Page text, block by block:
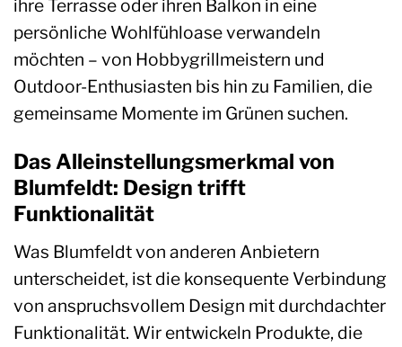
ihre Terrasse oder ihren Balkon in eine
persönliche Wohlfühloase verwandeln
möchten – von Hobbygrillmeistern und
Outdoor-Enthusiasten bis hin zu Familien, die
gemeinsame Momente im Grünen suchen.
Das Alleinstellungsmerkmal von
Blumfeldt: Design trifft
Funktionalität
Was Blumfeldt von anderen Anbietern
unterscheidet, ist die konsequente Verbindung
von anspruchsvollem Design mit durchdachter
Funktionalität. Wir entwickeln Produkte, die